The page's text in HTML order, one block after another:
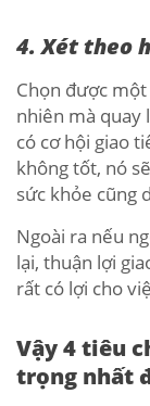
4. Xét theo
Chọn được
nhiên mà quay
có cơ hội giao
không tốt, nó
sức khỏe cũng
Ngoài ra nếu
lại, thuận lợi
rất có lợi cho
Vậy 4 tiêu
trọng nhất